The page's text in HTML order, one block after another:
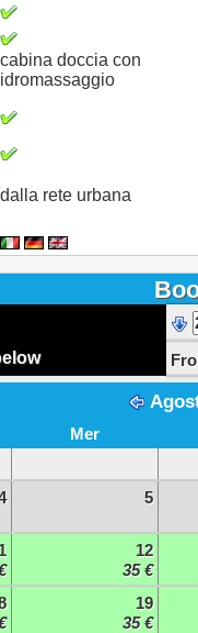
cabina doccia con
idromassaggio
dalla rete urbana
Mer
5
12
35 €
19
35 €